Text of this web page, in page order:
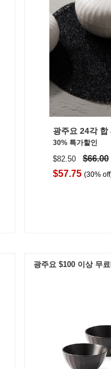
광주요 24각 합
30% 특가할인
$82.50$66.00
$57.75 (30%
광주요 $100 이상 무